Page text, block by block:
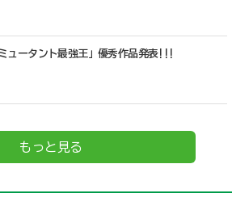
ュータント最強王」優秀作品発表!!!
もっと見る